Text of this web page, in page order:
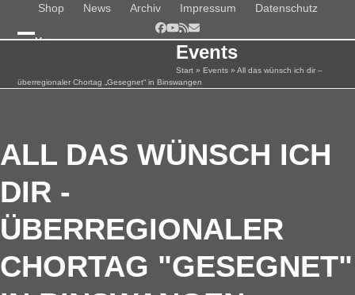
content
Shop News Archiv Impressum
Datenschutz
Facebook
YouTube
RSS
E-
Mail
Menu
mobile
mobile
Events
Start »Events »All das wünsch ich dir –
überregionaler Chortag „Gesegnet“ in Binswangen
ALL DAS WÜNSCH ICH
DIR -
ÜBERREGIONALER
CHORTAG "GESEGNET"